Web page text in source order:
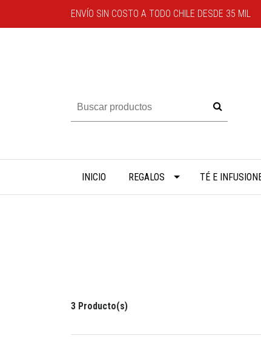
ENVÍO SIN COSTO A TODO CHILE DESDE 35 MIL
INICIO REGALOS TÉ E
3 Producto(s)